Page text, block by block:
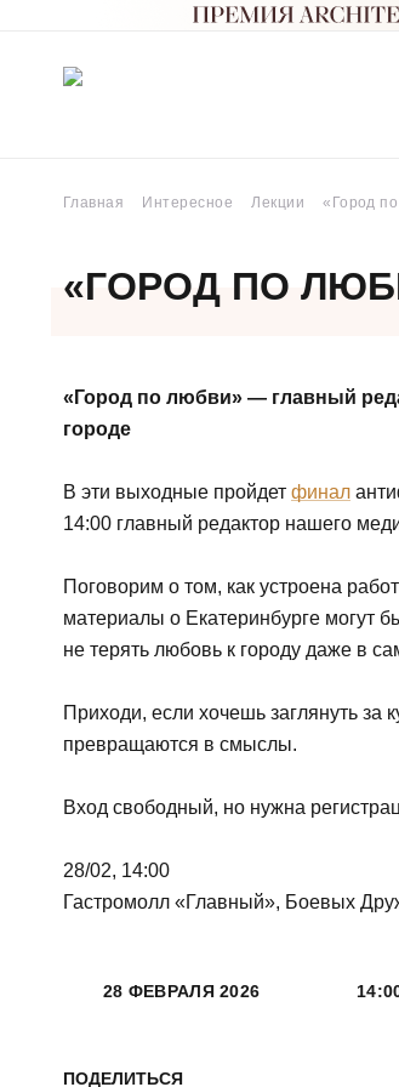
Главная Интересное Лекции «Город
«ГОРОД ПО
«Город по любви» — главный
городе
В эти выходные пройдет финал
14:00 главный редактор нашего
Поговорим о том, как устроена
материалы о Екатеринбурге могут
не терять любовь к городу даже в
Приходи, если хочешь заглянуть за
превращаются в смыслы.
Вход свободный, но нужна
28/02, 14:00
Гастромолл «Главный», Боевых
28 ФЕВРАЛЯ 2026
ПОДЕЛИТЬСЯ